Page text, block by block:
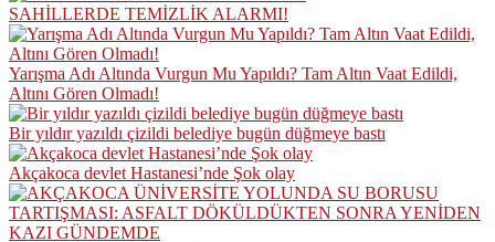
SAHİLLERDE TEMİZLİK ALARMI!
Yarışma Adı Altında Vurgun Mu Yapıldı? Tam Altın Vaat Edildi,
Altını Gören Olmadı!
Bir yıldır yazıldı çizildi belediye bugün düğmeye bastı
Akçakoca devlet Hastanesi’nde Şok olay